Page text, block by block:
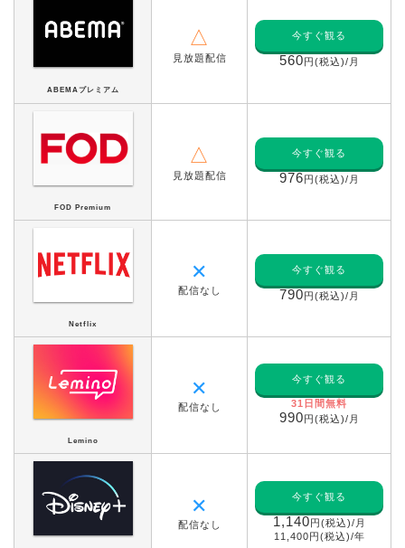
ABEMAプレミアム
△
見放題配信
今すぐ観る
560円(税込)/月
FOD Premium
△
見放題配信
今すぐ観る
976円(税込)/月
Netflix
✕
配信なし
今すぐ観る
790円(税込)/月
Lemino
✕
配信なし
今すぐ観る
31日間無料
990円(税込)/月
✕
配信なし
今すぐ観る
1,140円(税込)/月
11,400円(税込)/年